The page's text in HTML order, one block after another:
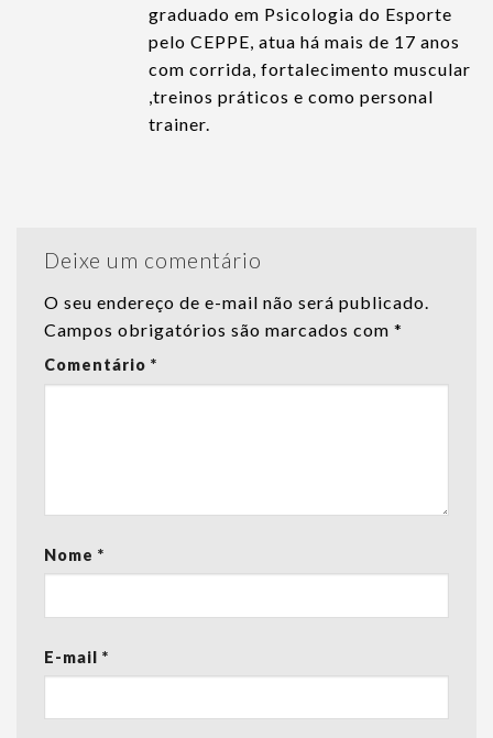
graduado em Psicologia do Esporte
pelo CEPPE, atua há mais de 17 anos
com corrida, fortalecimento muscular
,treinos práticos e como personal
trainer.
Deixe um comentário
O seu endereço de e-mail não será publicado.
Campos obrigatórios são marcados com *
Comentário *
Nome *
E-mail *